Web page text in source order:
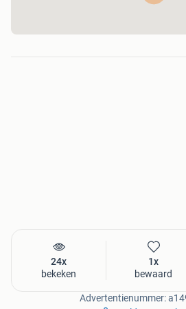
leveren is ook mogelijk. Wij
Europa en verder. Ons
geeft voorzetapparatuur een
met ruim 2500 stuks is ons aanbod
24x
bekeken
1x
bewaard
Advertentienummer: